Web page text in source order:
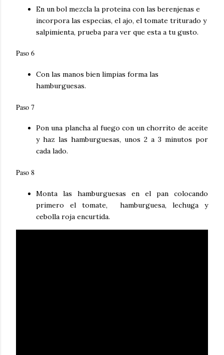
En un bol mezcla la proteina con las berenjenas e
incorpora las especias, el ajo, el tomate triturado y
salpimienta, prueba para ver que esta a tu gusto.
Paso 6
Con las manos bien limpias forma las
hamburguesas.
Paso 7
Pon una plancha al fuego con un chorrito de aceite
y haz las hamburguesas, unos 2 a 3 minutos por
cada lado.
Paso 8
Monta las hamburguesas en el pan colocando
primero el tomate, hamburguesa, lechuga y
cebolla roja encurtida.